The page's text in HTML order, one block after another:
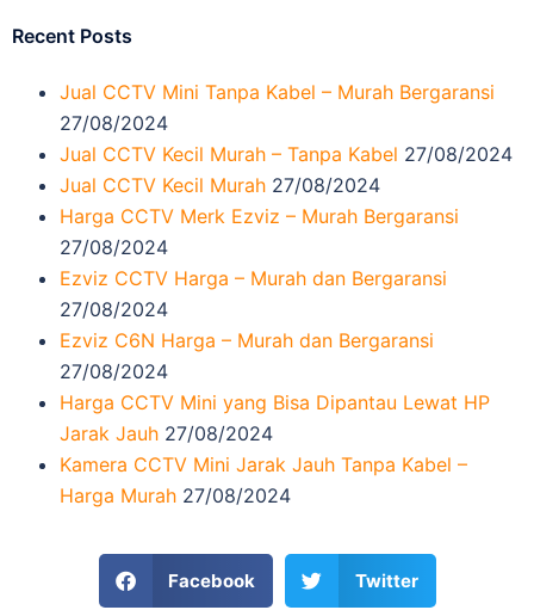
Recent Posts
Jual CCTV Mini Tanpa Kabel – Murah Bergaransi
27/08/2024
Jual CCTV Kecil Murah – Tanpa Kabel 27/08/2024
Jual CCTV Kecil Murah 27/08/2024
Harga CCTV Merk Ezviz – Murah Bergaransi
27/08/2024
Ezviz CCTV Harga – Murah dan Bergaransi
27/08/2024
Ezviz C6N Harga – Murah dan Bergaransi
27/08/2024
Harga CCTV Mini yang Bisa Dipantau Lewat HP
Jarak Jauh 27/08/2024
Kamera CCTV Mini Jarak Jauh Tanpa Kabel –
Harga Murah 27/08/2024
Facebook Twitter